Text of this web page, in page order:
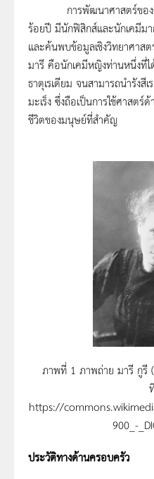
การพัฒนาศาสตร์ของด้า
ร้อยปี มีนักฟิสิกส์และนักเคมีม
และค้นพบข้อมูลเชิงวิทยาศาส
มารี คือนักเคมีหญิงท่านหนึ่งที่
ธาตุเรเดียม จนสามารถนำรังสี
มะเร็ง ซึ่งถือเป็นการใช้ศาสตร์
ชีวิตของมนุษย์ที่สำคัญ
ภาพที่ 1 ภาพถ่าย มารี กูรี
https://
900_-
ประวัติทางด้านครอบครัว